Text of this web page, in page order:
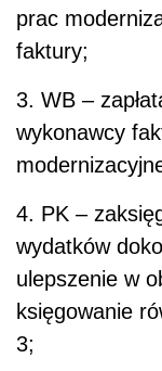
prac
faktury;
3. WB –
wykonawcy
4. PK –
wydatków
ulepszenie w
księgowanie
3;